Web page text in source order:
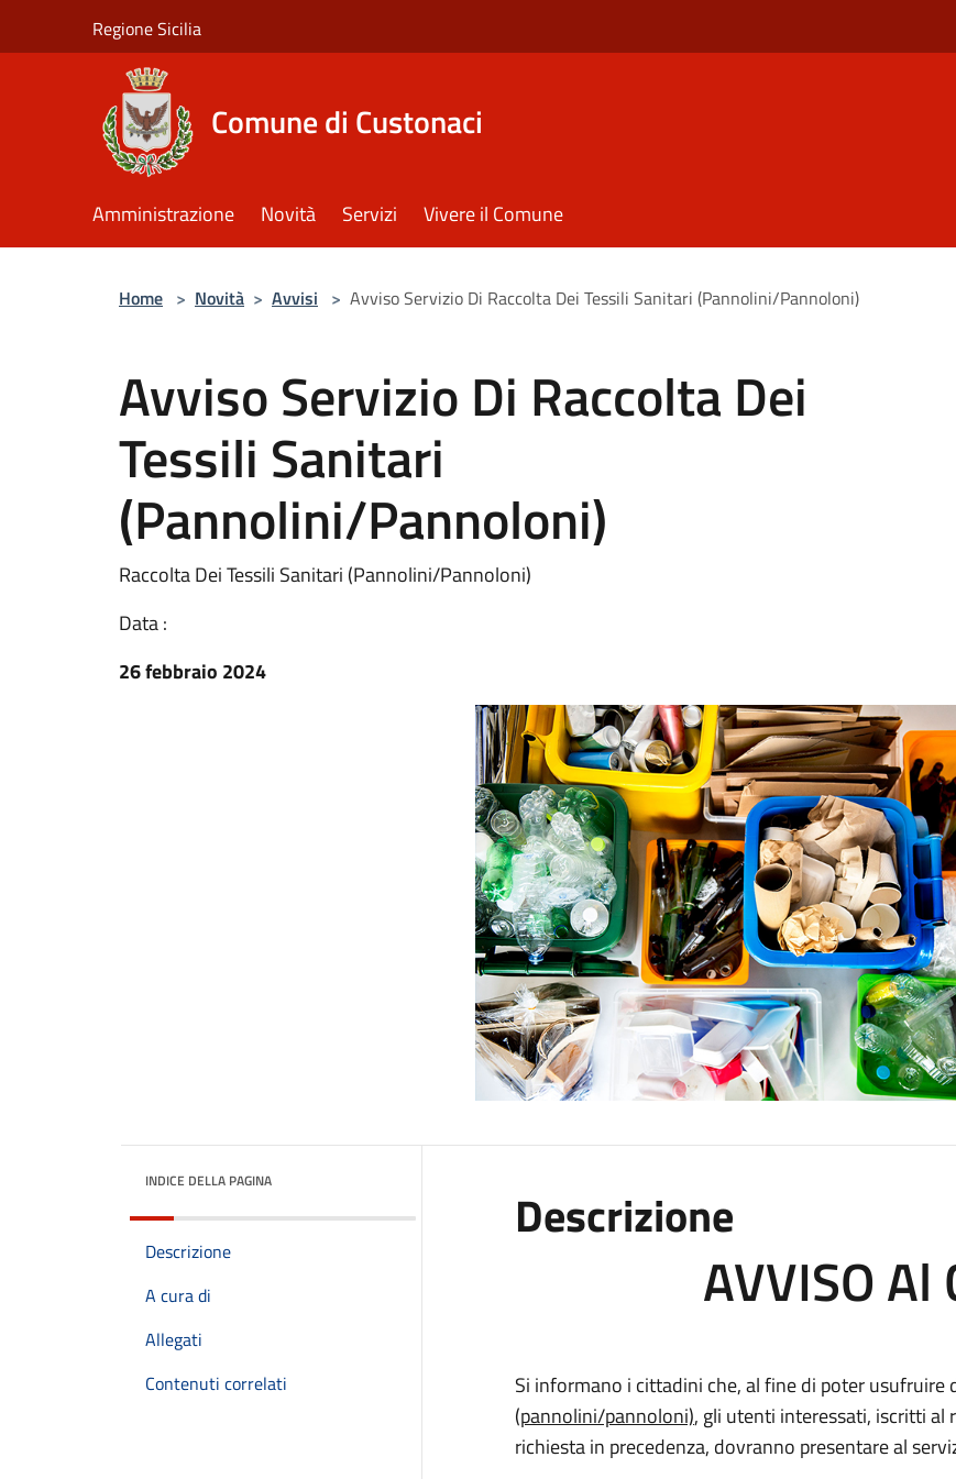
Regione Sicilia
Comune di Custonaci
Amministrazione Novità Servizi Vivere il Comune
Home > Novità > Avvisi > Avviso Servizio Di Raccolta Dei Tessili Sanitari (Pannolini/Pannoloni)
Avviso Servizio Di Raccolta Dei
Tessili Sanitari
(Pannolini/Pannoloni)
Raccolta Dei Tessili Sanitari (Pannolini/Pannoloni)
Data :
26 febbraio 2024
INDICE DELLA PAGINA
Descrizione
A cura di
Allegati
Contenuti correlati
Descrizione
AVVISO Al
Si informano i cittadini che, al fine di poter usufruire
(pannolini/pannoloni), gli utenti interessati, iscritti al
richiesta in precedenza, dovranno presentare al